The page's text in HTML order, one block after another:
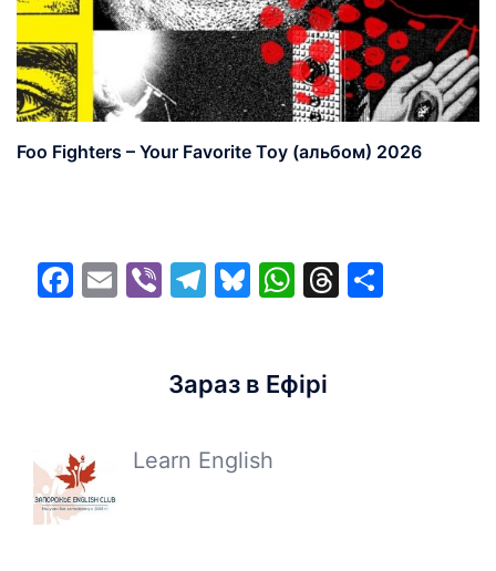
Foo Fighters – Your Favorite Toy (альбом) 2026
Facebook
EmailViberTelegram
Bluesky
WhatsApp
Threads
Зараз в Ефірі
Learn English